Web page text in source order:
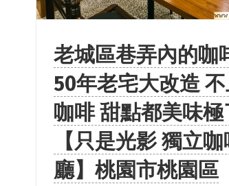
老城區巷弄內的咖
50年老宅大改造
咖啡 甜點都美味極
【只是光影 獨立
廳】桃園市桃園區